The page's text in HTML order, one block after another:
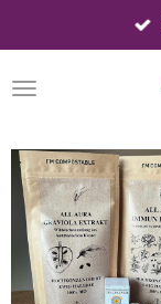
Hauptinhalt
springen